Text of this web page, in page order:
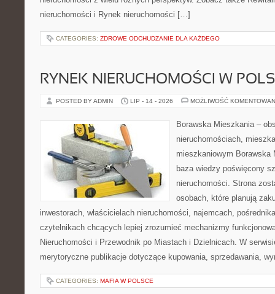
nieruchomości i Rynek nieruchomości […]
CATEGORIES: ZDROWE ODCHUDZANIE DLA KAŻDEGO
RYNEK NIERUCHOMOŚCI W
POSTED BY ADMIN LIP - 14 - 2026 MOŻLIWOŚĆ
Borawska Mieszkania –
nieruchomościach,
mieszkaniowym Borawska
baza wiedzy poświęcony
nieruchomości. Strona
osobach, które planują
inwestorach, właścicielach nieruchomości, najemcach,
czytelnikach chcących lepiej zrozumieć mechanizmy
Nieruchomości i Przewodnik po Miastach i Dzielnicach. W
merytoryczne publikacje dotyczące kupowania, sprzedawania,
CATEGORIES: MAFIA W POLSCE